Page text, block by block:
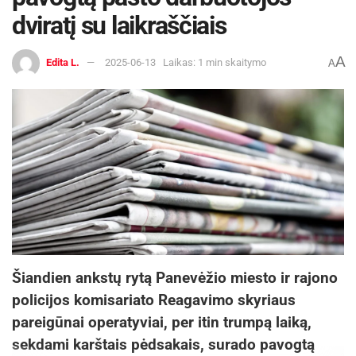
dviratį su laikraščiais
Edita L. 2025-06-13 Laikas: 1 min skaitymo AA
Šiandien ankstų rytą Panevėžio miesto ir rajono
policijos komisariato Reagavimo skyriaus
pareigūnai operatyviai, per itin trumpą laiką,
sekdami karštais pėdsakais, surado pavogtą